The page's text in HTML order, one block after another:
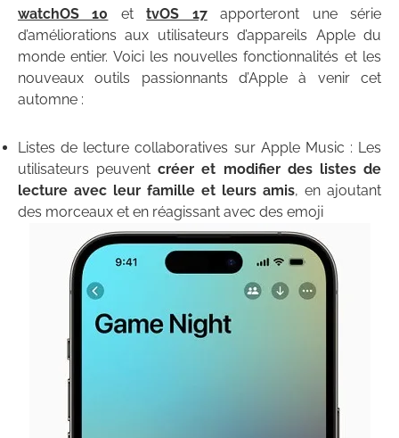
watchOS 10 ettvOS 17apporteront une série
d’améliorations aux utilisateurs d’appareils Apple du
monde entier. Voici les nouvelles fonctionnalités et les
nouveaux outils passionnants d’Apple à venir cet
automne :
Listes de lecture collaboratives sur Apple Music : Les
utilisateurs peuventcréer et modifier des listes de
lecture avec leur famille et leurs amis, en ajoutant
des morceaux et en réagissant avec des emoji